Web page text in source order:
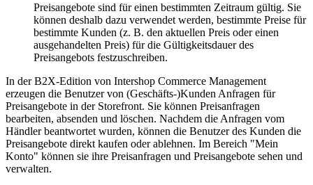
Preisangebote sind für einen bestimmten Zeitraum gültig. Sie
können deshalb dazu verwendet werden, bestimmte Preise für
bestimmte Kunden (z. B. den aktuellen Preis oder einen
ausgehandelten Preis) für die Gültigkeitsdauer des
Preisangebots festzuschreiben.
In der B2X-Edition von Intershop Commerce Management
erzeugen die Benutzer von (Geschäfts-)Kunden Anfragen für
Preisangebote in der Storefront. Sie können Preisanfragen
bearbeiten, absenden und löschen. Nachdem die Anfragen vom
Händler beantwortet wurden, können die Benutzer des Kunden die
Preisangebote direkt kaufen oder ablehnen. Im Bereich "Mein
Konto" können sie ihre Preisanfragen und Preisangebote sehen und
verwalten.